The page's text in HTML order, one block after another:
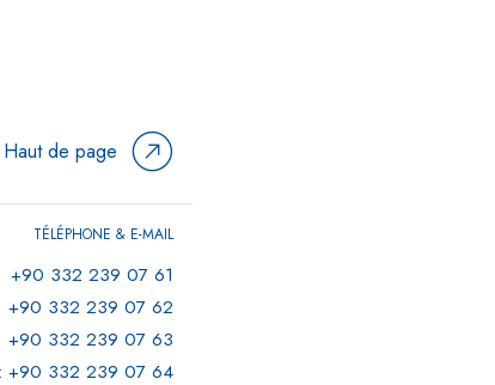
Haut de page
TÉLÉPHONE & E-MAIL
+90 332 239 07 61
+90 332 239 07 62
+90 332 239 07 63
+90 332 239 07 64